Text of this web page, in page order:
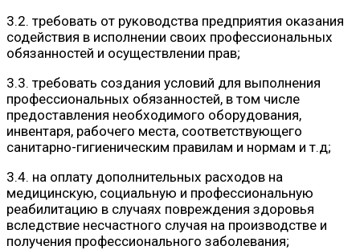
3.2. требовать от руководства предприятия оказания
содействия в исполнении своих профессиональных
обязанностей и осуществлении прав;
3.3. требовать создания условий для выполнения
профессиональных обязанностей, в том числе
предоставления необходимого оборудования,
инвентаря, рабочего места, соответствующего
санитарно-гигиеническим правилам и нормам и т.д;
3.4. на оплату дополнительных расходов на
медицинскую, социальную и профессиональную
реабилитацию в случаях повреждения здоровья
вследствие несчастного случая на производстве и
получения профессионального заболевания;